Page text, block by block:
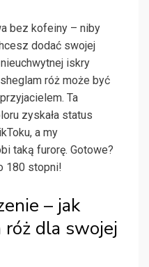
bez kofeiny – niby
dodać swojej
iskry
sheglam róż może być
Ta
zyskała status
a my
taką furorę. Gotowe?
180 stopni!
– jak
dla swojej